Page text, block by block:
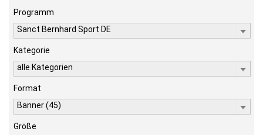
Programm
Sanct Bernhard Sport DE
Kategorie
alle Kategorien
Format
Banner (45)
Größe